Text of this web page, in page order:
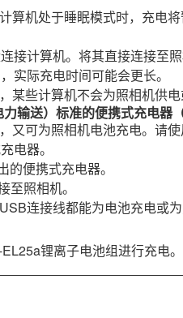
算机处于睡眠模式时，充电
接计算机。将其直接连接至照
实际充电时间可能会更长。
些计算机不会为照相机供电
输送）标准的便携式充电器
又可为照相机电池充电。请
电器。
便携式充电器。
照相机。
连接线都能为电池充电或为
锂离子电池组进行充电。